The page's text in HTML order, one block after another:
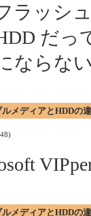
ラッシ
だっ
ならな
メディアとHDDの
メディアとHDDの